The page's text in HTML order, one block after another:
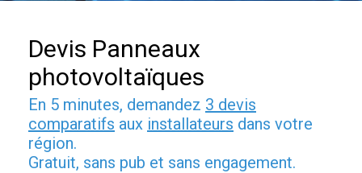
Devis Panneaux
photovoltaïques
En 5 minutes, demandez 3 devis
comparatifs aux installateurs dans votre
région.
Gratuit, sans pub et sans engagement.